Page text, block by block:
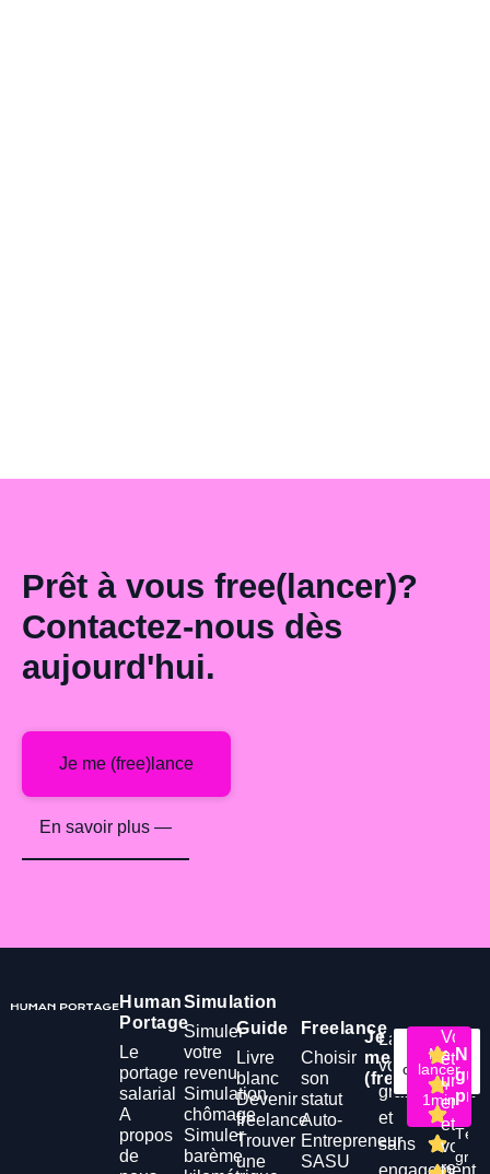
Prêt à vous free(lancer)?
Contactez-nous dès
aujourd'hui.
Je me (free)lance
En savoir plus —
Human
Portage
Le
portage
salarial
A
propos
de
Simulation
Simuler
votre
revenu
Simulation
chômage
Simuler
barème
Guide
Livre
blanc
Devenir
freelance
Trouver
une
Freelance
Choisir
son
statut
Auto-
Entrepreneur
SASU
Je
me
(free)lance
Lancez-
vous
gratuitement
et
sans
engagement
Me
connecter
Me
lancer
en
1min
Vous
êtes
une
et
vous